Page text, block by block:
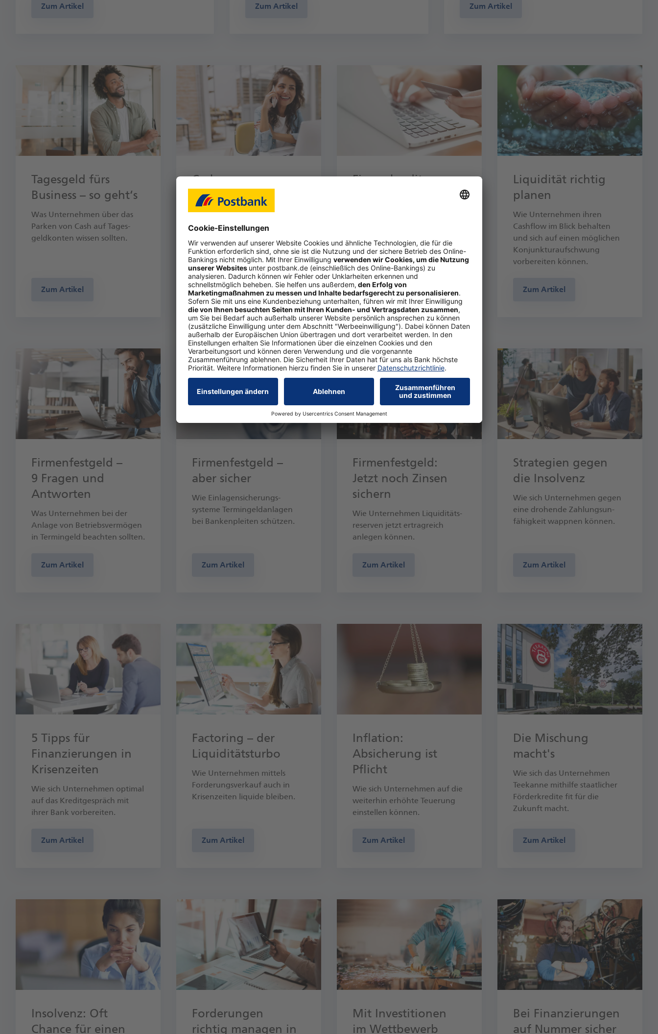
Zum Artikel Zum Artikel Zum Artikel
Tagesgeld fürs
Business – so geht‘s
Was Unter­nehmen über das
Parken von Cash auf Tages­
geld­konten wissen sollten.
Zum Artikel
Cash­reserven
gewinn­bringend
parken
Warum Tagesgeld eine gute
Möglichkeit ist, überschüssige
Liquidität anzulegen.
Zum Artikel
Firmen­kredit­
neh­men ein sinn­vol­les Zah­
lungs­mit­tel sein kön­nen.
Zum Artikel
Liquidität richtig
planen
Wie Unternehmen ihren
Cashflow im Blick behalten
und sich auf einen möglichen
Konjunkturaufschwung
vorbereiten können.
Zum Artikel
Firmenfestgeld –
9 Fragen und
Antworten
Was Unternehmen bei der
Anlage von Betriebsvermögen
in Termingeld beachten sollten.
Zum Artikel
Firmenfestgeld –
aber sicher
Wie Einlagen­sicherungs­
systeme Termin­geld­anlagen
bei Banken­pleiten schützen.
Zum Artikel
Firmenfestgeld:
Jetzt noch Zinsen
sichern
Wie Unter­nehmen Liquiditäts­
reserven jetzt ertrag­reich
anlegen können.
Zum Artikel
Strategien gegen
die Insolvenz
Wie sich Unter­nehmen gegen
eine dro­hen­de Zah­lungs­un­
fähig­keit wapp­nen können.
Zum Artikel
5 Tipps für
Finanzierungen in
Krisenzeiten
Wie sich Unternehmen optimal
auf das Kreditgespräch mit
ihrer Bank vorbereiten.
Zum Artikel
Factoring – der
Liquiditätsturbo
Wie Unter­nehmen mittels
Forderungs­verkauf auch in
Krisen­zeiten liquide bleiben.
Zum Artikel
Inflation:
Absicherung ist
Pflicht
Wie sich Unternehmen auf die
weiterhin erhöhte Teuerung
einstellen können.
Zum Artikel
Die Mischung
macht's
Wie sich das Unternehmen
Teekanne mithilfe staatlicher
Förderkredite fit für die
Zukunft macht.
Zum Artikel
Insolvenz: Oft
Chance für einen
Forderungen
richtig managen in
Mit Investitionen
im Wettbewerb
Bei Finan­zie­run­gen
auf Nummer sicher